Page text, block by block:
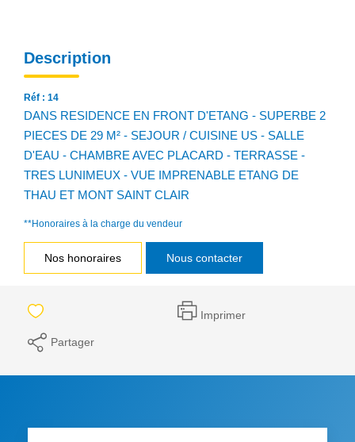
Description
Réf : 14
DANS RESIDENCE EN FRONT D'ETANG - SUPERBE 2
PIECES DE 29 M² - SEJOUR / CUISINE US - SALLE
D'EAU - CHAMBRE AVEC PLACARD - TERRASSE -
TRES LUNIMEUX - VUE IMPRENABLE ETANG DE
THAU ET MONT SAINT CLAIR
**Honoraires à la charge du vendeur
Nos honoraires Nous contacter
Imprimer
Partager